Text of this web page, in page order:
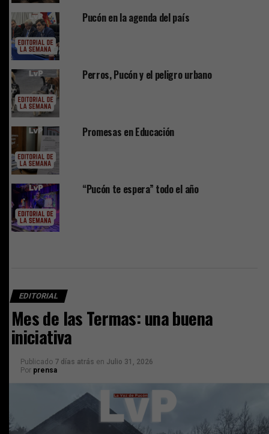
Pucón en la agenda del país
Perros, Pucón y el peligro urbano
Promesas en Educación
“Pucón te espera” todo el año
EDITORIAL
Mes de las Termas: una buena
iniciativa
Publicado 7 días atrás en Julio 31, 2026
Por prensa